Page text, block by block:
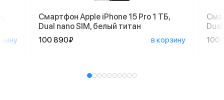
Смартфон Apple iPhone 15 Pro 1 ТБ,
Dual nano SIM, белый титан
100 890₽
в корзину
100